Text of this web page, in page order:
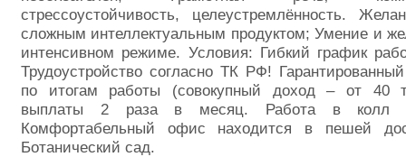
стрессоустойчивость, целеустремлённость.
сложным интеллектуальным продуктом; Умение и
интенсивном режиме. Условия: Гибкий график
Трудоустройство согласно ТК РФ!
по итогам работы (совокупный доход – от 40
выплаты 2 раза в месяц. Работа в колл
Комфортабельный офис находится в пешей
Ботанический сад.